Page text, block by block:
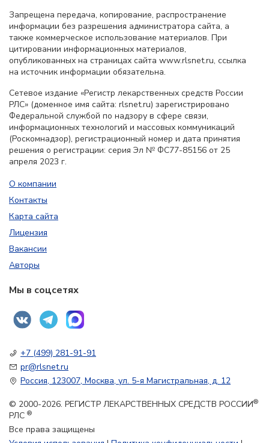
Запрещена передача, копирование, распространение
информации без разрешения администратора сайта, а
также коммерческое использование материалов. При
цитировании информационных материалов,
опубликованных на страницах сайта www.rlsnet.ru, ссылка
на источник информации обязательна.
Сетевое издание «Регистр лекарственных средств России
РЛС» (доменное имя сайта: rlsnet.ru) зарегистрировано
Федеральной службой по надзору в сфере связи,
информационных технологий и массовых коммуникаций
(Роскомнадзор), регистрационный номер и дата принятия
решения о регистрации: серия Эл № ФС77-85156 от 25
апреля 2023 г.
О компании
Контакты
Карта сайта
Лицензия
Вакансии
Авторы
Мы в соцсетях
+7 (499) 281-91-91
pr@rlsnet.ru
Россия, 123007, Москва, ул. 5-я Магистральная, д. 12
© 2000-2026. РЕГИСТР ЛЕКАРСТВЕННЫХ СРЕДСТВ РОССИИ®
РЛС ®
Все права защищены